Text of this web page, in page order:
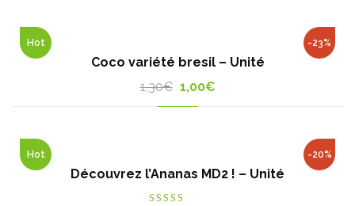
-23%
Hot
Coco variété bresil – Unité
1,30€ Original
price
1,00€Current
-20%
Hot
Découvrez l’Ananas MD2 ! – Unité